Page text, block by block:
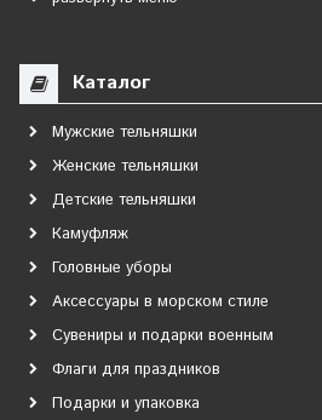
Каталог
Мужские тельняшки
Женские тельняшки
Детские тельняшки
Камуфляж
Головные уборы
Аксессуары в морском стиле
Сувениры и подарки военным
Флаги для праздников
Подарки и упаковка